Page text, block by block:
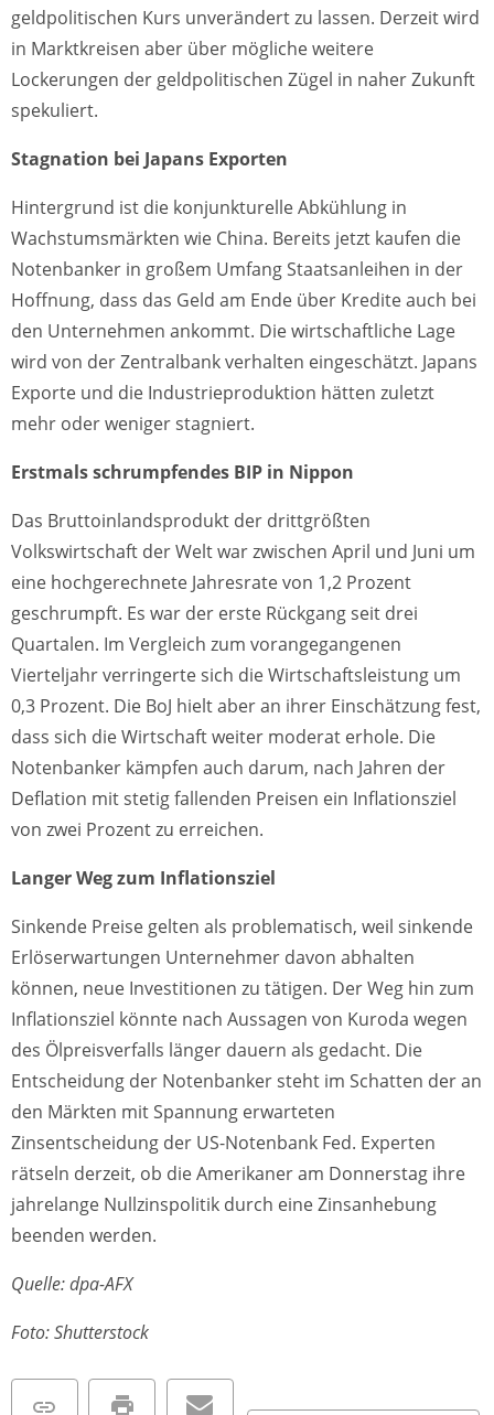
geldpolitischen Kurs unverändert zu lassen. Derzeit wird
in Marktkreisen aber über mögliche weitere
Lockerungen der geldpolitischen Zügel in naher Zukunft
spekuliert.
Stagnation bei Japans Exporten
Hintergrund ist die konjunkturelle Abkühlung in
Wachstumsmärkten wie China. Bereits jetzt kaufen die
Notenbanker in großem Umfang Staatsanleihen in der
Hoffnung, dass das Geld am Ende über Kredite auch bei
den Unternehmen ankommt. Die wirtschaftliche Lage
wird von der Zentralbank verhalten eingeschätzt. Japans
Exporte und die Industrieproduktion hätten zuletzt
mehr oder weniger stagniert.
Erstmals schrumpfendes BIP in Nippon
Das Bruttoinlandsprodukt der drittgrößten
Volkswirtschaft der Welt war zwischen April und Juni um
eine hochgerechnete Jahresrate von 1,2 Prozent
geschrumpft. Es war der erste Rückgang seit drei
Quartalen. Im Vergleich zum vorangegangenen
Vierteljahr verringerte sich die Wirtschaftsleistung um
0,3 Prozent. Die BoJ hielt aber an ihrer Einschätzung fest,
dass sich die Wirtschaft weiter moderat erhole. Die
Notenbanker kämpfen auch darum, nach Jahren der
Deflation mit stetig fallenden Preisen ein Inflationsziel
von zwei Prozent zu erreichen.
Langer Weg zum Inflationsziel
Sinkende Preise gelten als problematisch, weil sinkende
Erlöserwartungen Unternehmer davon abhalten
können, neue Investitionen zu tätigen. Der Weg hin zum
Inflationsziel könnte nach Aussagen von Kuroda wegen
des Ölpreisverfalls länger dauern als gedacht. Die
Entscheidung der Notenbanker steht im Schatten der an
den Märkten mit Spannung erwarteten
Zinsentscheidung der US-Notenbank Fed. Experten
rätseln derzeit, ob die Amerikaner am Donnerstag ihre
jahrelange Nullzinspolitik durch eine Zinsanhebung
beenden werden.
Quelle: dpa-AFX
Foto: Shutterstock